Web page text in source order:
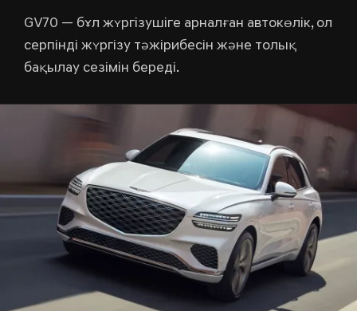
GV70 — бұл жүргізушіге арналған автокөлік, ол
серпінді жүргізу тәжірибесін және толық
бақылау сезімін береді.